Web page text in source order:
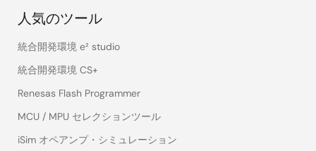
人気のツール
統合開発環境 e² studio
統合開発環境 CS+
Renesas Flash Programmer
MCU / MPU セレクションツール
iSim オペアンプ・シミュレーション